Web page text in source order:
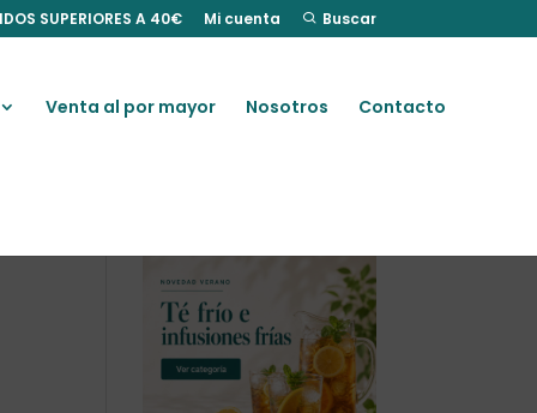
SUPERIORES A 40€ Mi cuenta Buscar
Venta al por mayor Nosotros Contacto